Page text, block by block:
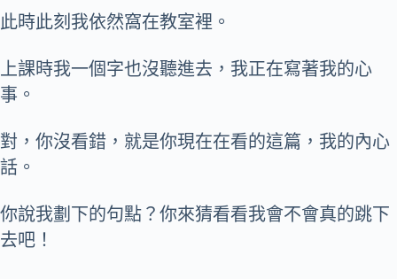
此時此刻我依然窩在教室裡。
上課時我一個字也沒聽進去，我正在寫著我的心
事。
對，你沒看錯，就是你現在在看的這篇，我的內心
話。
你說我劃下的句點？你來猜看看我會不會真的跳下
去吧！